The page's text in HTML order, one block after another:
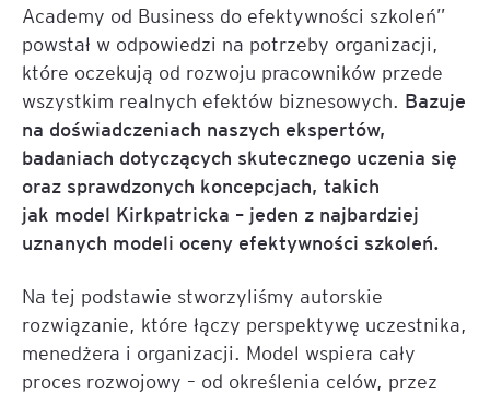
Academy od Business do efektywności szkoleń”
powstał w odpowiedzi na potrzeby organizacji,
które oczekują od rozwoju pracowników przede
wszystkim realnych efektów biznesowych. Bazuje
na doświadczeniach naszych ekspertów,
badaniach dotyczących skutecznego uczenia się
oraz sprawdzonych koncepcjach, takich
jak model Kirkpatricka – jeden z najbardziej
uznanych modeli oceny efektywności szkoleń.
Na tej podstawie stworzyliśmy autorskie
rozwiązanie, które łączy perspektywę uczestnika,
menedżera i organizacji. Model wspiera cały
proces rozwojowy – od określenia celów, przez